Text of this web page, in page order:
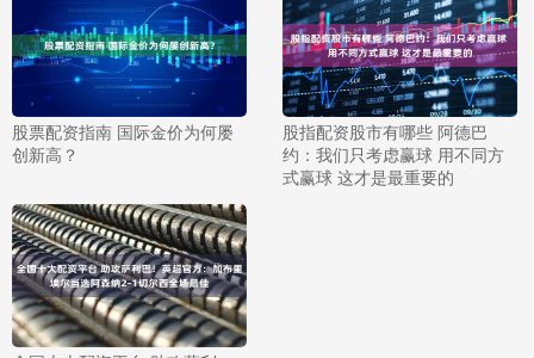
股票配资指南 国际金价为何屡
创新高？
股指配资股市有哪些 阿德巴
约：我们只考虑赢球 用不同方
式赢球 这才是最重要的